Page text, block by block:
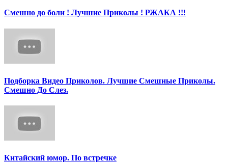
Смешно до боли ! Лучшие Приколы ! РЖАКА !!!
Подборка Видео Приколов. Лучшие Смешные Приколы.
Смешно До Слез.
Китайский юмор. По встречке